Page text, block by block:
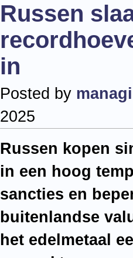
Russen
in
Posted by
2025
Russen kopen
in een hoog
sancties en
buitenlandse
het edelmetaal